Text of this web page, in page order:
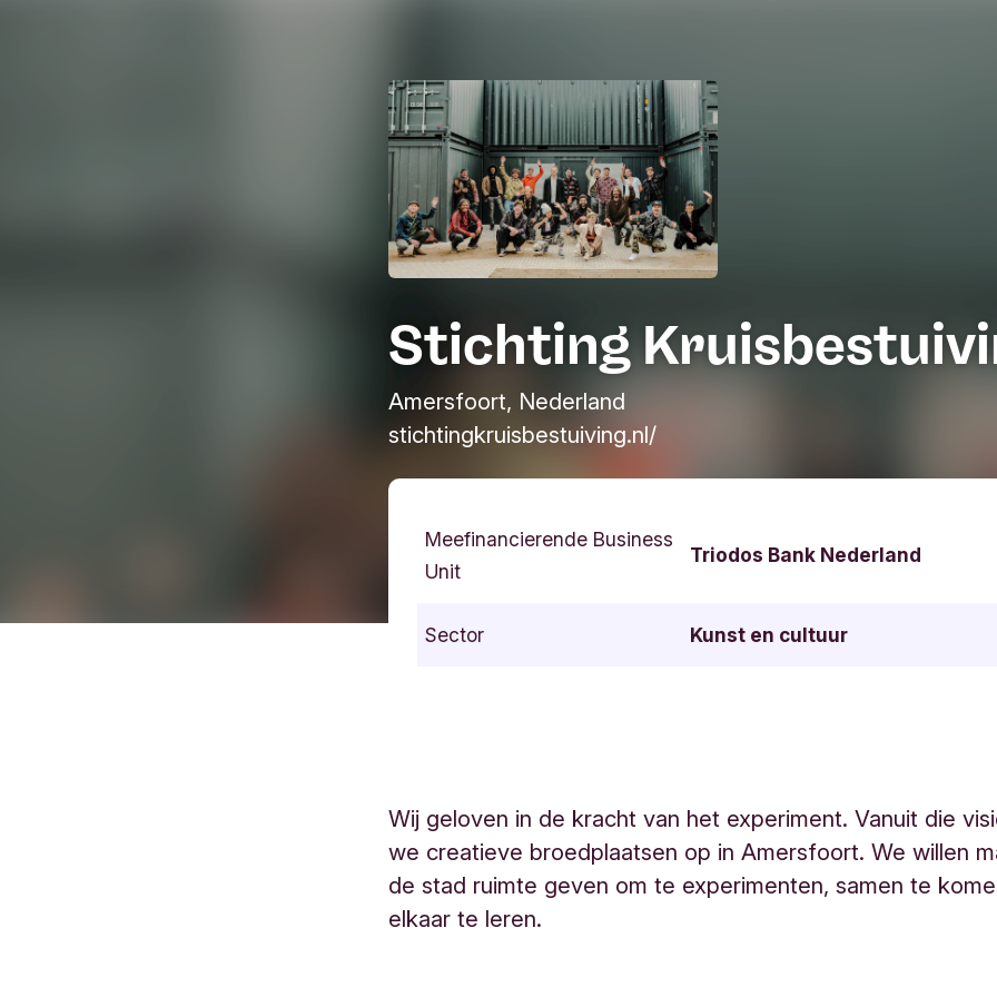
Stichting
Amersfoort, Nederland
stichtingkruisbestuiving.nl/
Meefinancierende Business
Unit
Triodos Bank Nederland
Sector Kunst en cultuur
Wij geloven in de kracht van het experiment. Vanuit die
we creatieve broedplaatsen op in Amersfoort. We willen
de stad ruimte geven om te experimenten, samen te
elkaar te leren.